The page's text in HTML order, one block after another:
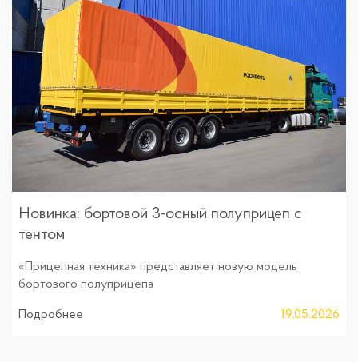
Новинка: бортовой 3-осный полуприцеп с
тентом
«Прицепная техника» представляет новую модель
бортового полуприцепа
Подробнее 19.05.2026